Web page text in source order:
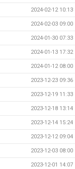
2024-02-12 10:13
2024-02-03 09:00
2024-01-30 07:33
2024-01-13 17:32
2024-01-12 08:00
2023-12-23 09:36
2023-12-19 11:33
2023-12-18 13:14
2023-12-14 15:24
2023-12-12 09:04
2023-12-03 08:00
2023-12-01 14:07